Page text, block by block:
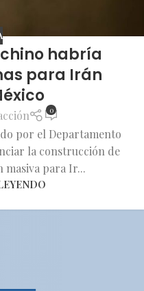
habría
para Irán
0
por el Departamento
la construcción de
masiva para Ir...